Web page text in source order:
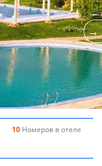
10 Номеров в отеле